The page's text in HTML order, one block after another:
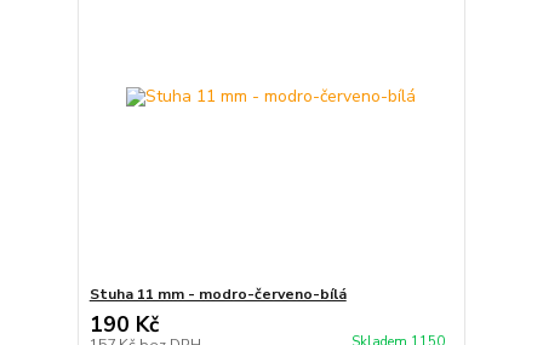
Stuha 11 mm - modro-červeno-bílá
190 Kč